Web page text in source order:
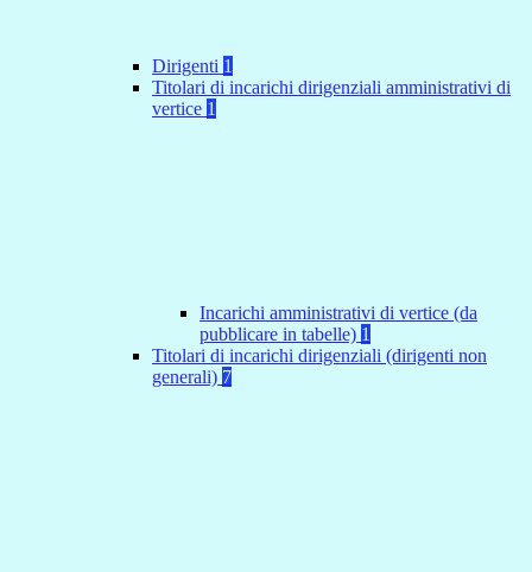
Dirigenti 1
Titolari di incarichi dirigenziali amministrativi di
vertice 1
Incarichi amministrativi di vertice (da
pubblicare in tabelle) 1
Titolari di incarichi dirigenziali (dirigenti non
generali) 7